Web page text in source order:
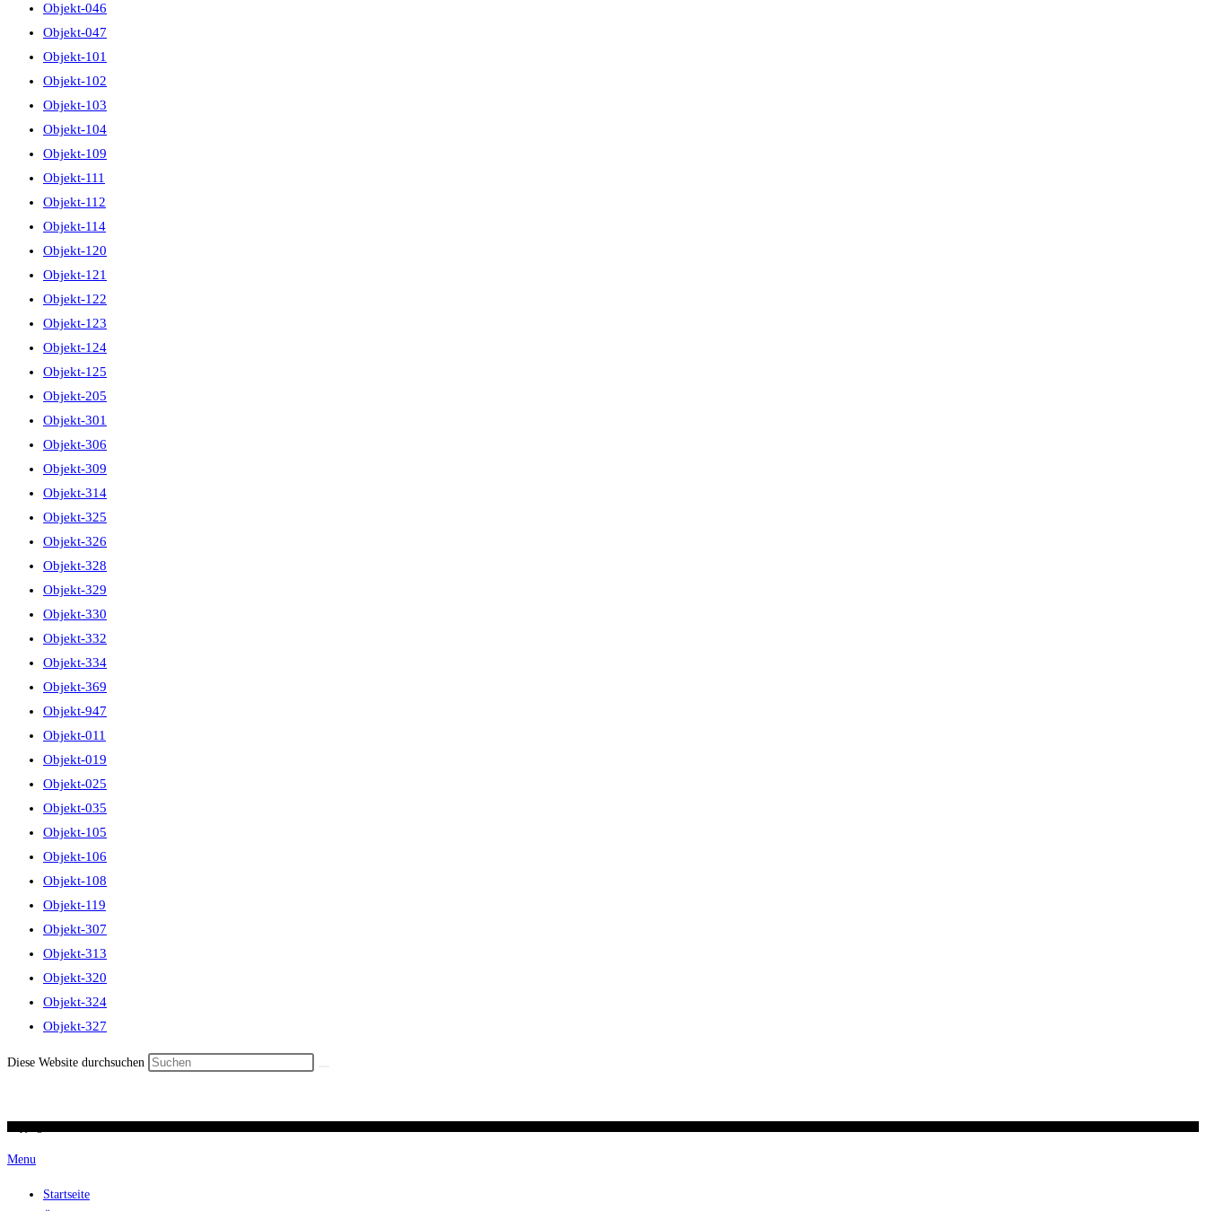
Objekt-046
Objekt-047
Objekt-101
Objekt-102
Objekt-103
Objekt-104
Objekt-109
Objekt-111
Objekt-112
Objekt-114
Objekt-120
Objekt-121
Objekt-122
Objekt-123
Objekt-124
Objekt-125
Objekt-205
Objekt-301
Objekt-306
Objekt-309
Objekt-314
Objekt-325
Objekt-326
Objekt-328
Objekt-329
Objekt-330
Objekt-332
Objekt-334
Objekt-369
Objekt-947
Objekt-011
Objekt-019
Objekt-025
Objekt-035
Objekt-105
Objekt-106
Objekt-108
Objekt-119
Objekt-307
Objekt-313
Objekt-320
Objekt-324
Objekt-327
Diese Website durchsuchen
Menu
Startseite